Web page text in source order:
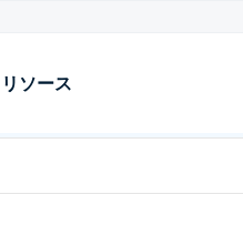
リソース